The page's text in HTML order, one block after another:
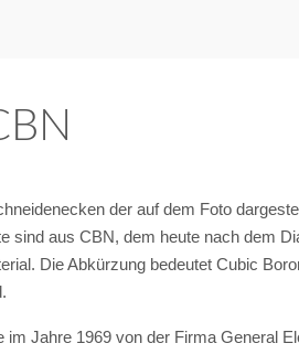
der auf dem Foto
sind aus CBN, dem heute nach dem
Die Abkürzung bedeutet Cubic
im Jahre 1969 von der Firma General